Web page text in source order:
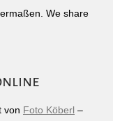
We share
von Foto Köberl –